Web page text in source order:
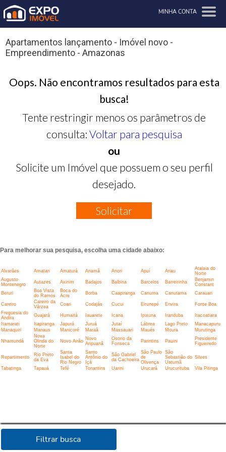
MINHA CONTA
Filtrar busca
Apartamentos lançamento - Imóvel novo -
Empreendimento - Amazonas
Oops. Não encontramos resultados para esta
busca!
Tente restringir menos os parâmetros de
consulta: Voltar para pesquisa
ou
Solicite um Imóvel que possuem o seu perfil
desejado.
Solicitar
Para melhorar sua pesquisa, escolha uma cidade abaixo:
Alvarães Amatari Amaturá Anamã Anori Apuí Ariau
Atalaia do
Norte
Augusto
Montenegro
Autazes Axinim Badajos Balbina Barcelos Barreirinha
Benjamin
Constant
Beruri
Boa Vista
do Ramos
Boca do
Acre
Borba Caapiranga Canuma Canutama Carauari
Careiro
Careiro da
Várzea
Coari Codajás Cucui Eirunepé Envira
Fonte Boa
Freguesia do
Andira
Guajará Humaitá Iauarete Icana Ipixuna Iranduba
Itacoatiara
Itamarati
Itapiranga Japurá Juruá Jutaí Lábrea Lago Preto
Manacapuru
Manaquiri
Manaus Manicoré Maraã Massauari Maués Moura Murutinga
Nhamundá
Nova
Olinda do
Norte
Novo Airão Novo
Aripuanã
Osorio da
Fonseca
Parintins Pauini
Presidente
Figueiredo
Repartimento
Rio Preto
da Eva
Santa
Isabel do
Rio Negro
Santo
Antônio do
Içá
São Gabriel
da Cachoeira
São Paulo
de
Olivença
São
Sebastião do
Uatumã
Silves
Tabatinga Tapauá Tefé Tonantins Uarini Urucará Urucurituba Vila Pitinga